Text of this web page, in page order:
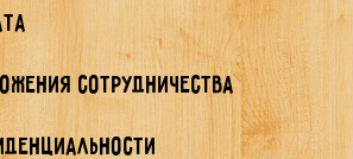
сотрудничества